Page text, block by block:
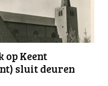
op Keent
sluit deuren